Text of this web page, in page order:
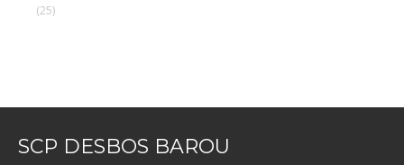
(25)
SCP DESBOS BAROU